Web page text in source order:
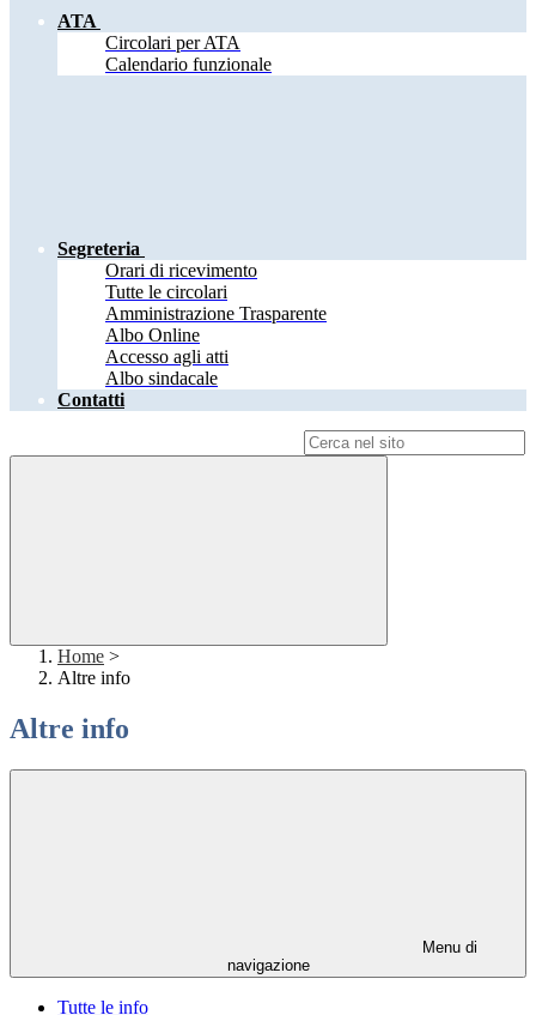
ATA
Circolari per ATA
Calendario funzionale
Segreteria
Orari di ricevimento
Tutte le circolari
Amministrazione Trasparente
Albo Online
Accesso agli atti
Albo sindacale
Contatti
Home >
Altre info
Altre info
Menu di
navigazione
Tutte le info